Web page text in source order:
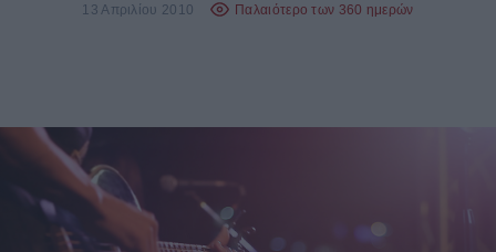
13 Απριλίου 2010 Παλαιότερο των 360 ημερών